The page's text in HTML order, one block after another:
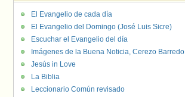
El Evangelio de cada día
El Evangelio del Domingo (José Luis Sicre)
Escuchar el Evangelio del día
Imágenes de la Buena Noticia, Cerezo Barredo
Jesús in Love
La Biblia
Leccionario Común revisado